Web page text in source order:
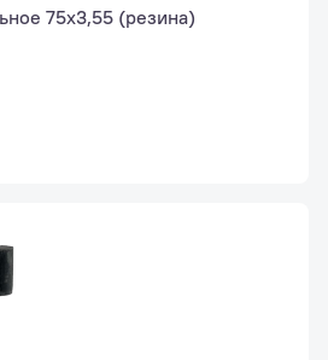
75x3,55 (резина)